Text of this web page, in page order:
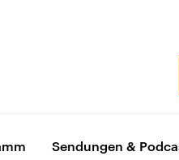
Sendungen &